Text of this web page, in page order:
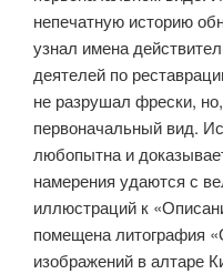
непечатную историю
узнал имена
деятелей по
не разрушал фрески,
первоначальный вид.
любопытна и
намерения удаются с
иллюстраций к
помещена литография
изображений в алтаре